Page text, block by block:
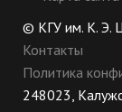
© КГУ им. К. Э.
Контакты
Политика
248023,